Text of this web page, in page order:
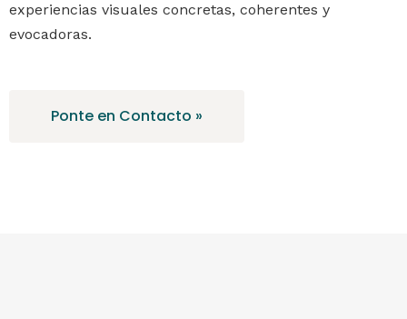
experiencias visuales concretas, coherentes y
evocadoras.
Ponte en Contacto »